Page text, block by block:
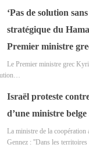
‘Pas de solution
stratégique du
Premier ministre
Le Premier ministre grec
Israël proteste
d’une ministre
La ministre de la coopération
Gennez : ''Dans les